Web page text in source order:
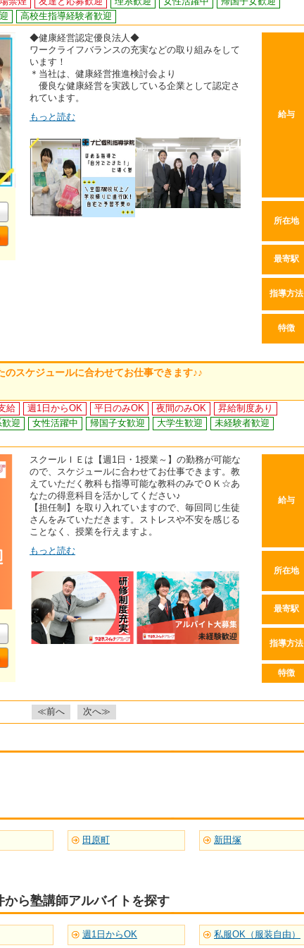
高校生指導経験者歓迎
◆健康経営認定優良法人◆
ワークライフバランスの充実などの取り組みをして
います！
＊当社は、健康経営推進検討会より
優良な健康経営を実践している企業として認定さ
れています。
もっと読む
給与
所在地
最寄駅
指導方法
特徴
スケジュールに合わせてお仕事できます♪♪
給 週1日からOK 平日のみOK 夜間のみOK
昇給制度あり
迎 女性活躍中 帰国子女歓迎 大学生歓迎
未経験者歓迎
スクールＩＥは【週1日・1授業～】の勤務が可能な
ので、スケジュールに合わせてお仕事できます。教
えていただく教科も指導可能な教科のみでＯＫ☆あ
なたの得意科目を活かしてください♪
【担任制】を取り入れていますので、毎回同じ生徒
さんをみていただきます。ストレスや不安を感じる
ことなく、授業を行えますよ。
もっと読む
給与
所在地
最寄駅
指導方法
特徴
≪前へ 次へ≫
田原町 新田塚
ら塾講師アルバイトを探す
週1日からOK 私服OK（服装自由）